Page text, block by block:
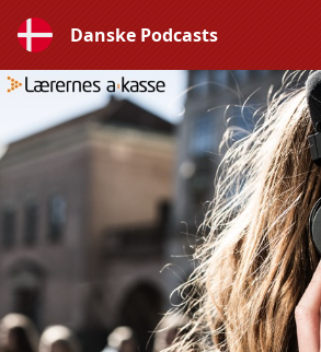
Danske Podcasts